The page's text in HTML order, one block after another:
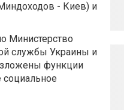
- Киев) и
Министерство
службы Украины и
функции
социальное